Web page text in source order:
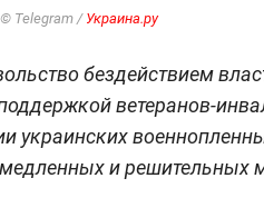
© Telegram / Украина.ру
бездействием
ветеранов-
украинских
и решительных